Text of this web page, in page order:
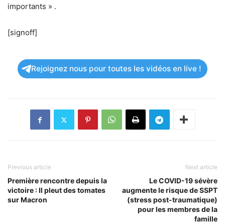
importants » .
[signoff]
Rejoignez nous pour toutes les vidéos en live !
Previous article
Première rencontre depuis la
victoire : Il pleut des tomates
sur Macron
Next article
Le COVID-19 sévère
augmente le risque de SSPT
(stress post-traumatique)
pour les membres de la
famille